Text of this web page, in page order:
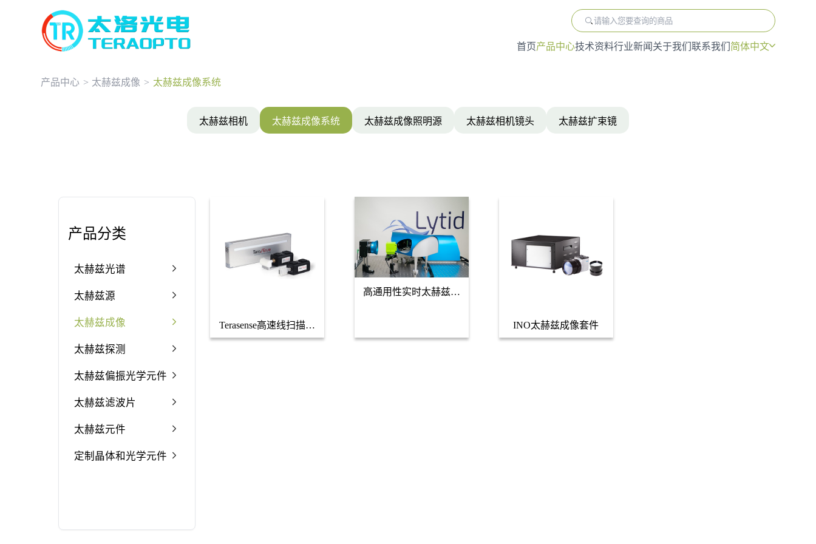
首页产品中心技术资料行业新闻 关于我们 联系我们 简体中文
产品中心 > 太赫兹成像 > 太赫兹成像系统
太赫兹相机 太赫兹成像系统 太赫兹成像照明源 太赫兹相机镜头 太赫兹扩束镜
产品分类
太赫兹光谱
太赫兹源
太赫兹成像
太赫兹探测
太赫兹偏振光学元件
太赫兹滤波片
太赫兹元件
定制晶体和光学元件
Terasense高速线扫描太
赫兹成像系统
高通用性实时太赫兹成
INO太赫兹成像套件